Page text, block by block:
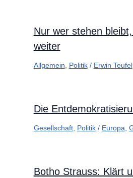
Nur wer stehen
weiter
Allgemein Politik/ Erwin Teufel,
Die
Gesellschaft, Politik/ Europa
Botho Strauss: Klärt